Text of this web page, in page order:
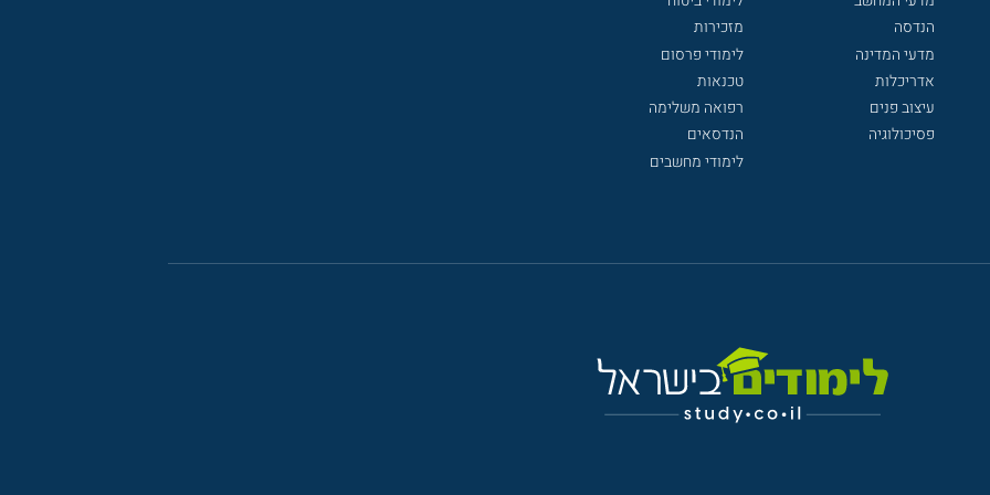
הנדסה
מדעי המדינה
אדריכלות
עיצוב פנים
פסיכולוגיה
מזכירות
לימודי פרסום
טכנאות
רפואה משלימה
הנדסאים
לימודי מחשבים